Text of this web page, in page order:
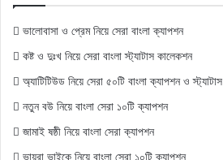
ভালোবাসা ও প্রেম নিয়ে সেরা বাংলা ক্যাপশন
কষ্ট ও দুঃখ নিয়ে সেরা বাংলা স্ট্যাটাস কালেকশন
অ্যাটিটিউড নিয়ে সেরা ৫০টি বাংলা ক্যাপশন ও স্ট্যাটাস
নতুন বউ নিয়ে বাংলা সেরা ১০টি ক্যাপশন
জামাই ষষ্ঠী নিয়ে বাংলা সেরা ক্যাপশন
ভায়রা ভাইকে নিয়ে বাংলা সেরা ১০টি ক্যাপশন